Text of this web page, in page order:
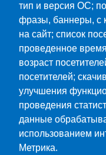
Все
тип и версия ОС;
фразы, баннеры, с
на сайт; список
проведенное
возраст
посетителей;
улучшения
проведения
данные
использованием
Метрика.